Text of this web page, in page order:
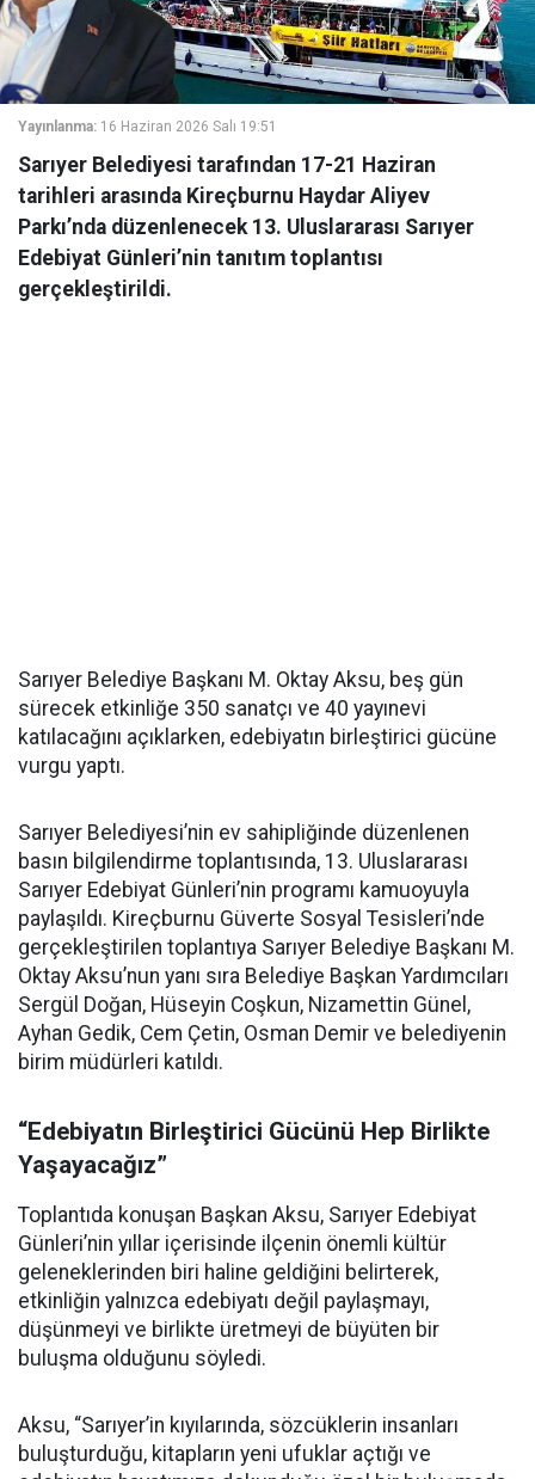
Yayınlanma: 16 Haziran 2026 Salı 19:51
Sarıyer Belediyesi tarafından 17-21 Haziran
tarihleri arasında Kireçburnu Haydar Aliyev
Parkı’nda düzenlenecek 13. Uluslararası Sarıyer
Edebiyat Günleri’nin tanıtım toplantısı
gerçekleştirildi.
Sarıyer Belediye Başkanı M. Oktay Aksu, beş gün
sürecek etkinliğe 350 sanatçı ve 40 yayınevi
katılacağını açıklarken, edebiyatın birleştirici gücüne
vurgu yaptı.
Sarıyer Belediyesi’nin ev sahipliğinde düzenlenen
basın bilgilendirme toplantısında, 13. Uluslararası
Sarıyer Edebiyat Günleri’nin programı kamuoyuyla
paylaşıldı. Kireçburnu Güverte Sosyal Tesisleri’nde
gerçekleştirilen toplantıya Sarıyer Belediye Başkanı M.
Oktay Aksu’nun yanı sıra Belediye Başkan Yardımcıları
Sergül Doğan, Hüseyin Coşkun, Nizamettin Günel,
Ayhan Gedik, Cem Çetin, Osman Demir ve belediyenin
birim müdürleri katıldı.
“Edebiyatın Birleştirici Gücünü Hep Birlikte
Yaşayacağız”
Toplantıda konuşan Başkan Aksu, Sarıyer Edebiyat
Günleri’nin yıllar içerisinde ilçenin önemli kültür
geleneklerinden biri haline geldiğini belirterek,
etkinliğin yalnızca edebiyatı değil paylaşmayı,
düşünmeyi ve birlikte üretmeyi de büyüten bir
buluşma olduğunu söyledi.
Aksu, “Sarıyer’in kıyılarında, sözcüklerin insanları
buluşturduğu, kitapların yeni ufuklar açtığı ve